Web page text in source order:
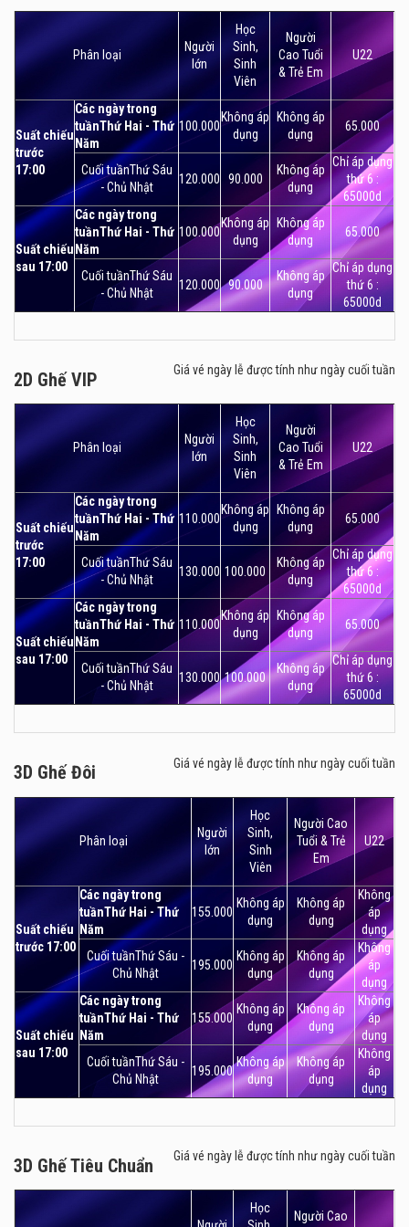
toàn yên tâm khi mua đồ uống, đồ ăn phục vụ cho thời
gian xem phim.
Trong suốt 3 năm qua, rạp chiếu phim Lotte Cinema Phú
Thọ đã trở thành điểm đến quen thuộc của các khán giả
yêu điện ảnh tại Sài Gòn.
Phân loại
Người
lớn
Học
Sinh,
Sinh
Viên
Người
Cao Tuổi
& Trẻ Em
U22
Suất chiếu
trước
17:00
Các ngày trong
tuầnThứ Hai - Thứ
Năm
100.000
Không áp
dụng
Không áp
dụng
65.000
Cuối tuầnThứ Sáu
- Chủ Nhật
120.000 90.000
Không áp
dụng
Chỉ áp dụng
thứ 6 :
65000d
Suất chiếu
sau 17:00
Các ngày trong
tuầnThứ Hai - Thứ
Năm
100.000
Không áp
dụng
Không áp
dụng
65.000
Cuối tuầnThứ Sáu
- Chủ Nhật
120.000 90.000
Không áp
dụng
Chỉ áp dụng
thứ 6 :
65000d
2D Ghế VIP
Giá vé ngày lễ được tính như ngày cuối tuần
Phân loại
Người
lớn
Học
Sinh,
Sinh
Viên
Người
Cao Tuổi
& Trẻ Em
U22
Suất chiếu
trước
17:00
Các ngày trong
tuầnThứ Hai - Thứ
Năm
110.000
Không áp
dụng
Không áp
dụng
65.000
Cuối tuầnThứ Sáu
- Chủ Nhật
130.000 100.000
Không áp
dụng
Chỉ áp dụng
thứ 6 :
65000d
Suất chiếu
sau 17:00
Các ngày trong
tuầnThứ Hai - Thứ
Năm
110.000
Không áp
dụng
Không áp
dụng
65.000
Cuối tuầnThứ Sáu
- Chủ Nhật
130.000 100.000
Không áp
dụng
Chỉ áp dụng
thứ 6 :
65000d
3D Ghế Đôi
Giá vé ngày lễ được tính như ngày cuối tuần
Phân loại
Người
lớn
Học
Sinh,
Sinh
Viên
Người Cao
Tuổi & Trẻ
Em
U22
Suất chiếu
trước 17:00
Các ngày trong
tuầnThứ Hai - Thứ
Năm
155.000
Không áp
dụng
Không áp
dụng
Không
áp
dụng
Cuối tuầnThứ Sáu -
Chủ Nhật
195.000
Không áp
dụng
Không áp
dụng
Không
áp
dụng
Suất chiếu
sau 17:00
Các ngày trong
tuầnThứ Hai - Thứ
Năm
155.000
Không áp
dụng
Không áp
dụng
Không
áp
dụng
Cuối tuầnThứ Sáu -
Chủ Nhật
195.000
Không áp
dụng
Không áp
dụng
Không
áp
dụng
3D Ghế Tiêu Chuẩn
Giá vé ngày lễ được tính như ngày cuối tuần
Học
Người Cao